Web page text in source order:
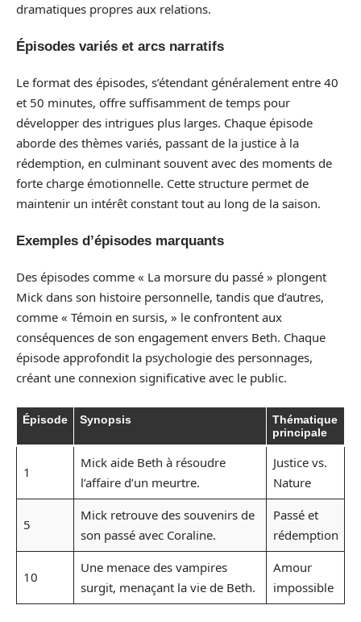
dramatiques propres aux relations.
Épisodes variés et arcs narratifs
Le format des épisodes, s’étendant généralement entre 40
et 50 minutes, offre suffisamment de temps pour
développer des intrigues plus larges. Chaque épisode
aborde des thèmes variés, passant de la justice à la
rédemption, en culminant souvent avec des moments de
forte charge émotionnelle. Cette structure permet de
maintenir un intérêt constant tout au long de la saison.
Exemples d’épisodes marquants
Des épisodes comme « La morsure du passé » plongent
Mick dans son histoire personnelle, tandis que d’autres,
comme « Témoin en sursis, » le confrontent aux
conséquences de son engagement envers Beth. Chaque
épisode approfondit la psychologie des personnages,
créant une connexion significative avec le public.
Épisode Synopsis
Thématique
principale
1
Mick aide Beth à résoudre
l’affaire d’un meurtre.
Justice vs.
Nature
5
Mick retrouve des souvenirs de
son passé avec Coraline.
Passé et
rédemption
10
Une menace des vampires
surgit, menaçant la vie de Beth.
Amour
impossible